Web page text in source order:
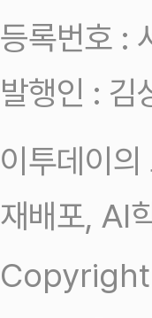
등록번호 :
발행인 : 김
이투데이
재배포, AI